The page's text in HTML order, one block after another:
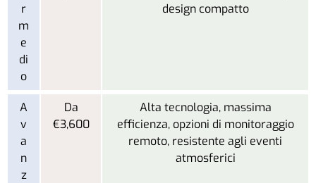
r
m
e
di
o
design compatto
A
v
a
n
z
Da
€3,600
Alta tecnologia, massima
efficienza, opzioni di monitoraggio
remoto, resistente agli eventi
atmosferici